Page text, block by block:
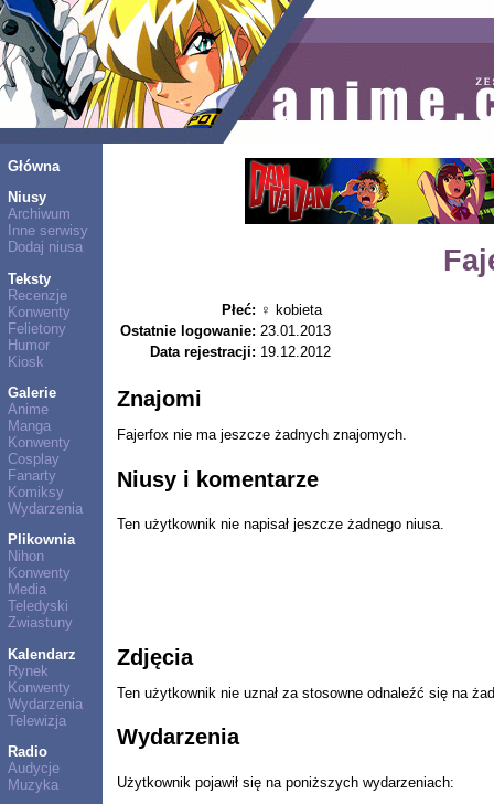
Główna
Niusy
Archiwum
Inne serwisy
Dodaj niusa
Teksty
Recenzje
Konwenty
Felietony
Humor
Kiosk
Galerie
Anime
Manga
Konwenty
Cosplay
Fanarty
Komiksy
Wydarzenia
Plikownia
Nihon
Konwenty
Media
Teledyski
Zwiastuny
Kalendarz
Rynek
Konwenty
Wydarzenia
Telewizja
Radio
Audycje
Muzyka
Płeć: ♀ kobieta
Ostatnie logowanie: 23.01.2013
Data rejestracji: 19.12.2012
Znajomi
Fajerfox nie ma jeszcze żadnych znajomych.
Niusy i komentarze
Ten użytkownik nie napisał jeszcze żadnego niusa.
Zdjęcia
Ten użytkownik nie uznał za stosowne odnaleźć się na
Wydarzenia
Użytkownik pojawił się na poniższych wydarzeniach: